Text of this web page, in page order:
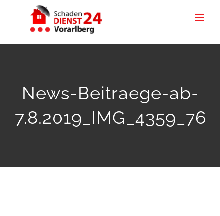
News-Beitraege-ab-
7.8.2019_IMG_4359_76